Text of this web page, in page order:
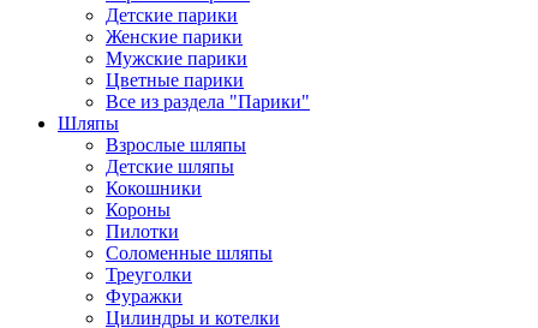
Детские парики
Женские парики
Мужские парики
Цветные парики
Все из раздела "Парики"
Шляпы
Взрослые шляпы
Детские шляпы
Кокошники
Короны
Пилотки
Соломенные шляпы
Треуголки
Фуражки
Цилиндры и котелки